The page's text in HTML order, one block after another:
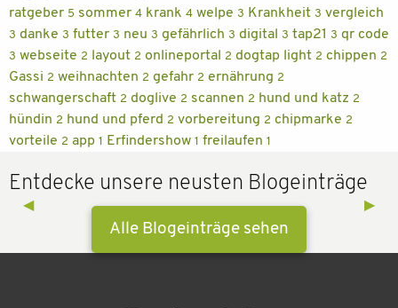
ratgeber 5 sommer 4 krank 4 welpe 3 Krankheit 3 vergleich
3 danke 3 futter 3 neu 3 gefährlich 3 digital 3 tap21 3 qr code
3 webseite 2 layout 2 onlineportal 2 dogtap light 2 chippen 2
Gassi 2 weihnachten 2 gefahr 2 ernährung 2
schwangerschaft 2 doglive 2 scannen 2 hund und katz 2
hündin 2 hund und pferd 2 vorbereitung 2 chipmarke 2
vorteile 2 app 1 Erfindershow 1 freilaufen 1
Entdecke unsere neusten Blogeinträge
Previous Slide
◀︎ Next
▶︎
Alle Blogeinträge sehen